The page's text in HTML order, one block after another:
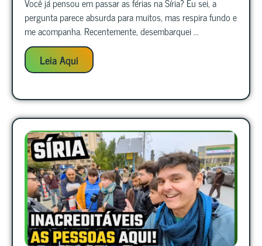
pergunta parece absurda para muitos, mas respira fundo e
me acompanha. Recentemente, desembarquei ...
Leia Aqui